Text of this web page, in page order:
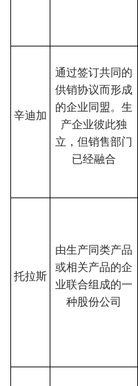
辛迪加
通过签订共同的
供销协议而形成
的企业同盟。生
产企业彼此独
立，但销售部门
已经融合
托拉斯
由生产同类产品
或相关产品的企
业联合组成的一
种股份公司